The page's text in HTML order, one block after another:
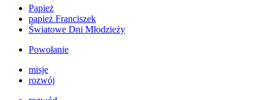
Papież
papież Franciszek
Światowe Dni Młodzieży
Powołanie
misje
rozwój